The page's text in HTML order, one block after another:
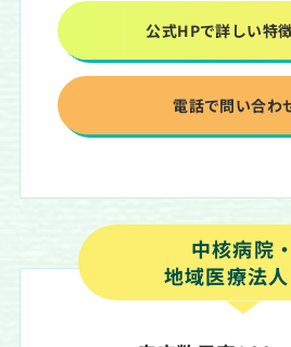
公式HPで詳しい特
電話で問い合わ
中核病院・
地域医療法人